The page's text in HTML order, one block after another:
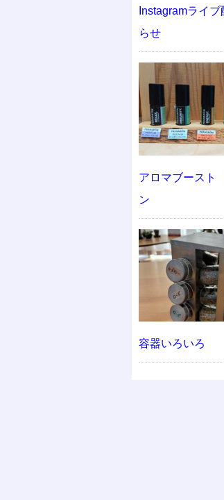
Instagramライ
らせ
アロマブース
ン
容器いろいろ